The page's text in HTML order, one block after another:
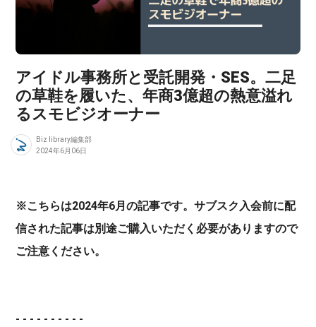
アイドル事務所と受託開発・SES。二足
の草鞋を履いた、年商3億超の熱意溢れ
るスモビジオーナー
Biz library編集部
2024年6月06日
※こちらは2024年6月の記事です。サブスク入会前に配
信された記事は別途ご購入いただく必要がありますので
ご注意ください。
- - - - - - - - - -